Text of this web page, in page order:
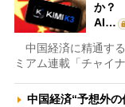
か？
AI…
中国経済に精通す
ミアム連載「チャイ
中国経済“予想外